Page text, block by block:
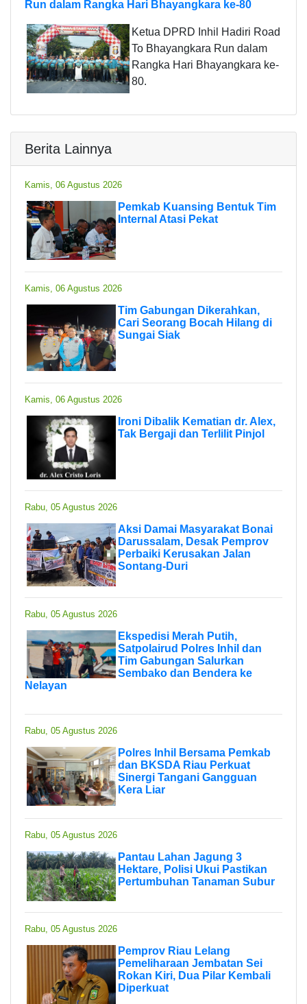
Run dalam Rangka Hari Bhayangkara ke-80
Ketua DPRD Inhil Hadiri Road
To Bhayangkara Run dalam
Rangka Hari Bhayangkara ke-
80.
Berita Lainnya
Kamis, 06 Agustus 2026
Pemkab Kuansing Bentuk Tim
Internal Atasi Pekat
Kamis, 06 Agustus 2026
Tim Gabungan Dikerahkan,
Cari Seorang Bocah Hilang di
Sungai Siak
Kamis, 06 Agustus 2026
Ironi Dibalik Kematian dr. Alex,
Tak Bergaji dan Terlilit Pinjol
Rabu, 05 Agustus 2026
Aksi Damai Masyarakat Bonai
Darussalam, Desak Pemprov
Perbaiki Kerusakan Jalan
Sontang-Duri
Rabu, 05 Agustus 2026
Ekspedisi Merah Putih,
Satpolairud Polres Inhil dan
Tim Gabungan Salurkan
Sembako dan Bendera ke
Nelayan
Rabu, 05 Agustus 2026
Polres Inhil Bersama Pemkab
dan BKSDA Riau Perkuat
Sinergi Tangani Gangguan
Kera Liar
Rabu, 05 Agustus 2026
Pantau Lahan Jagung 3
Hektare, Polisi Ukui Pastikan
Pertumbuhan Tanaman Subur
Rabu, 05 Agustus 2026
Pemprov Riau Lelang
Pemeliharaan Jembatan Sei
Rokan Kiri, Dua Pilar Kembali
Diperkuat